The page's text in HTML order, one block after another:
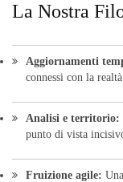
La Nostra
Aggiornamenti
connessi con la
Analisi e territorio:
punto di vista
Fruizione agile: